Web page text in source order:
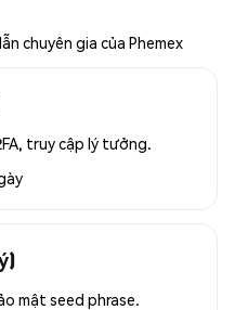
chuyên gia của Phemex
truy cập lý tưởng.
mật seed phrase.